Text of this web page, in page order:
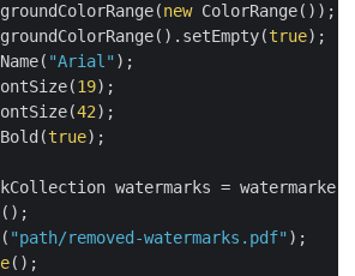
new ColorRange());
true);
"Arial" );
19);
42);
true);
watermarks =
"path/removed-watermarks.pdf" );